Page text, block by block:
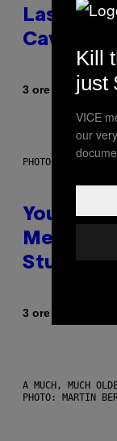
Laser-
Caves
3 ore fa Di Luis
PHOTO: BATUHAN
Your
Messing
Study
3 ore fa
A MUCH, MUCH
PHOTO: MARTIN
Kill
just
VICE
our